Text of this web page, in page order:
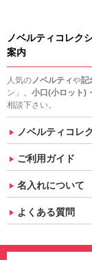
ノベルティコレク
案内
人気のノベルティや記
ン」。 小口(小ロット)
相談下さい。
ノベルティコレ
ご利用ガイド
名入れについて
よくある質問